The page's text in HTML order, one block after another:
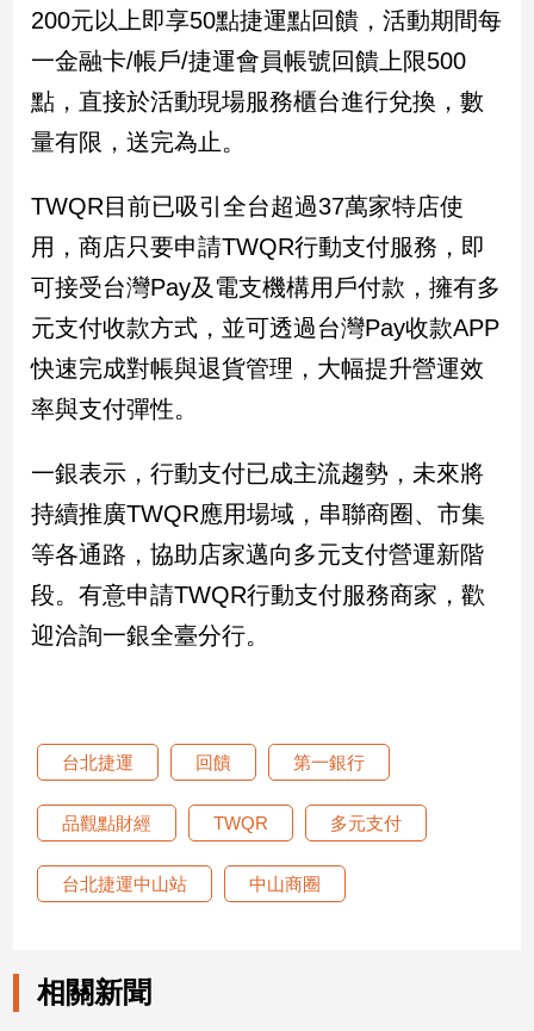
地
冠
毒
區
南
台
灣
觀
點
灣
觀
點
娛
星
聞
行/
時
星
200元以上即享50點捷運點回饋，活動期間每
一金融卡/帳戶/捷運會員帳號回饋上限500
點，直接於活動現場服務櫃台進行兌換，數
量有限，送完為止。
TWQR目前已吸引全台超過37萬家特店使
用，商店只要申請TWQR行動支付服務，即
可接受台灣Pay及電支機構用戶付款，擁有多
元支付收款方式，並可透過台灣Pay收款APP
快速完成對帳與退貨管理，大幅提升營運效
率與支付彈性。
一銀表示，行動支付已成主流趨勢，未來將
持續推廣TWQR應用場域，串聯商圈、市集
等各通路，協助店家邁向多元支付營運新階
段。有意申請TWQR行動支付服務商家，歡
迎洽詢一銀全臺分行。
台北捷運 回饋 第一銀行
品觀點財經 TWQR 多元支付
台北捷運中山站 中山商圈
相關新聞